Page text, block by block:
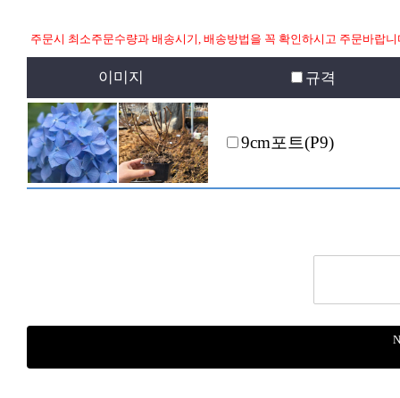
주문시 최소주문수량과 배송시기, 배송방법을 꼭 확인하시고 주문바랍니
이미지 규격
9cm포트(P9)